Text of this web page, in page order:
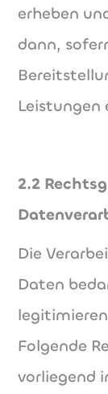
erheben
dann,
Leistungen
2.2
Die
Daten
Folgende
vorliegend